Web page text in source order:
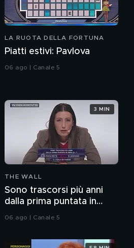
LA RUOTA DELLA FORTUNA
Piatti estivi: Pavlova
06 ago | Canale 5
THE WALL
Sono trascorsi più anni
dalla prima puntata in
onda di...?
06 ago | Canale 5
3 MIN